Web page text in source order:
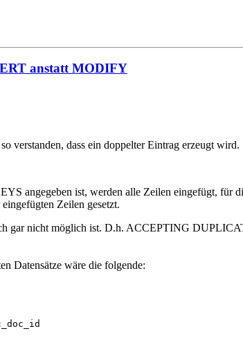
anstatt MODIFY
verstanden, dass ein doppelter Eintrag erzeugt wird.
angegeben ist, werden alle Zeilen eingefügt, für
Zeilen gesetzt.
gar nicht möglich ist. D.h. ACCEPTING
Datensätze wäre die folgende: